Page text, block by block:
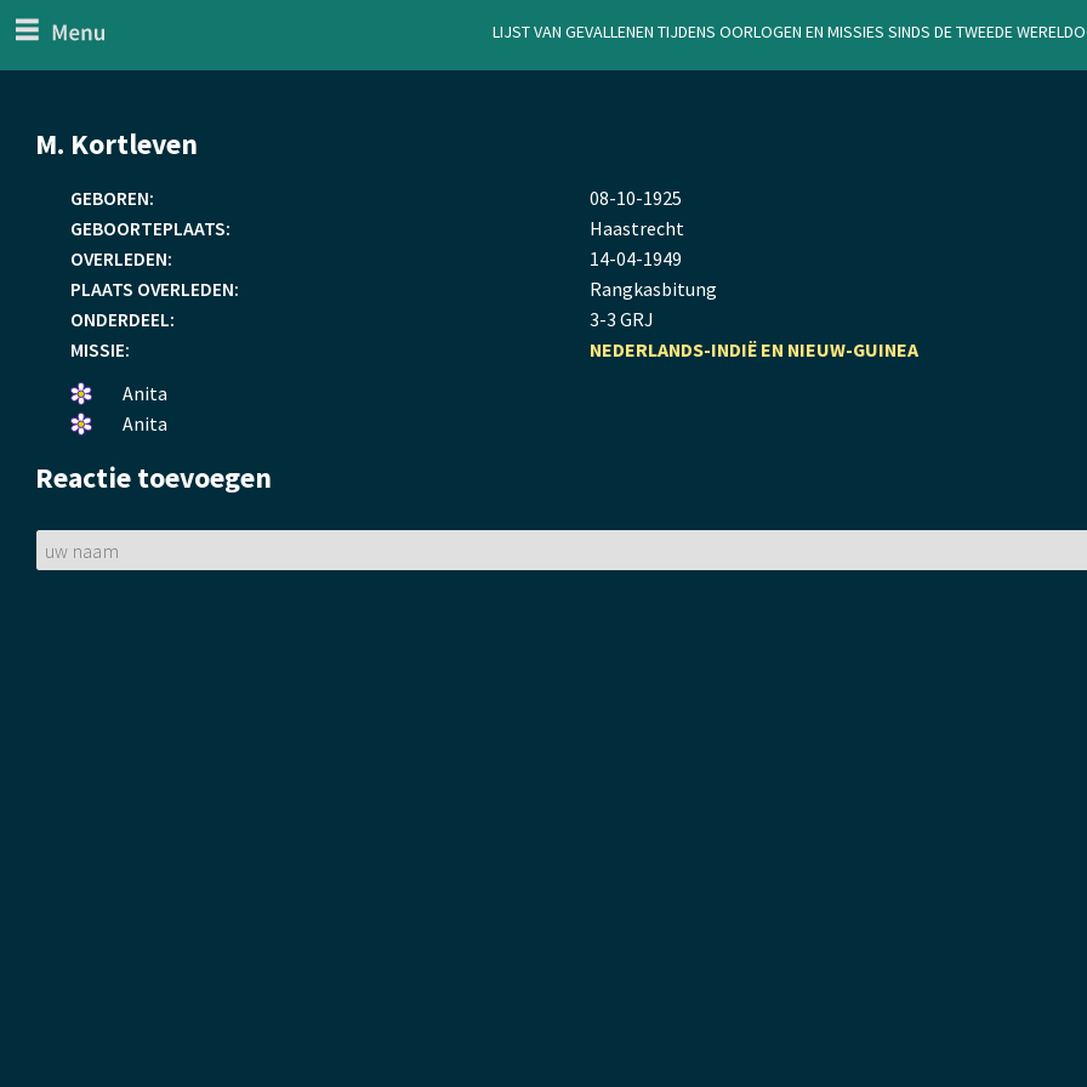
Lijst van gevallenen tijdens oorlogen en missies sinds de Tweede
Generaal
M. Kortleven
GEBOREN: 08-10-1925
GEBOORTEPLAATS:
Haastrecht
OVERLEDEN:
14-04-1949
PLAATS OVERLEDEN:
Rangkasbitung
ONDERDEEL:
3-3 GRJ
MISSIE:
NEDERLANDS-INDIË EN NIEUW-GUINEA
Een
bloemetje
Anita
Een
gelegd.
Anita
Reactie toevoegen